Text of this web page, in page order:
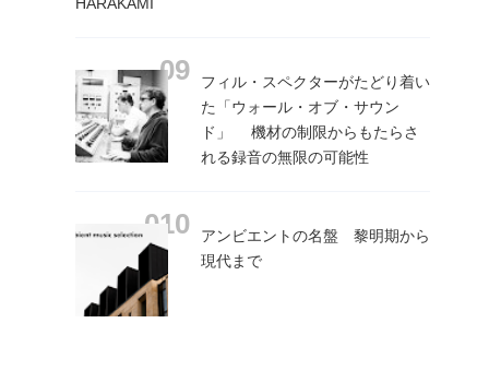
フィル・スペクターがたどり着い
た「ウォール・オブ・サウン
ド」 機材の制限からもたらさ
れる録音の無限の可能性
アンビエントの名盤 黎明期から
現代まで